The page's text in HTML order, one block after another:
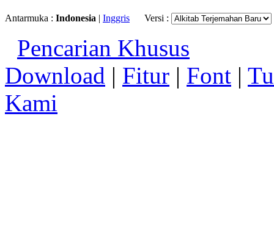
Antarmuka : Indonesia | Inggris Versi :
Pencarian Khusus
Download | Fitur | Font |
Kami